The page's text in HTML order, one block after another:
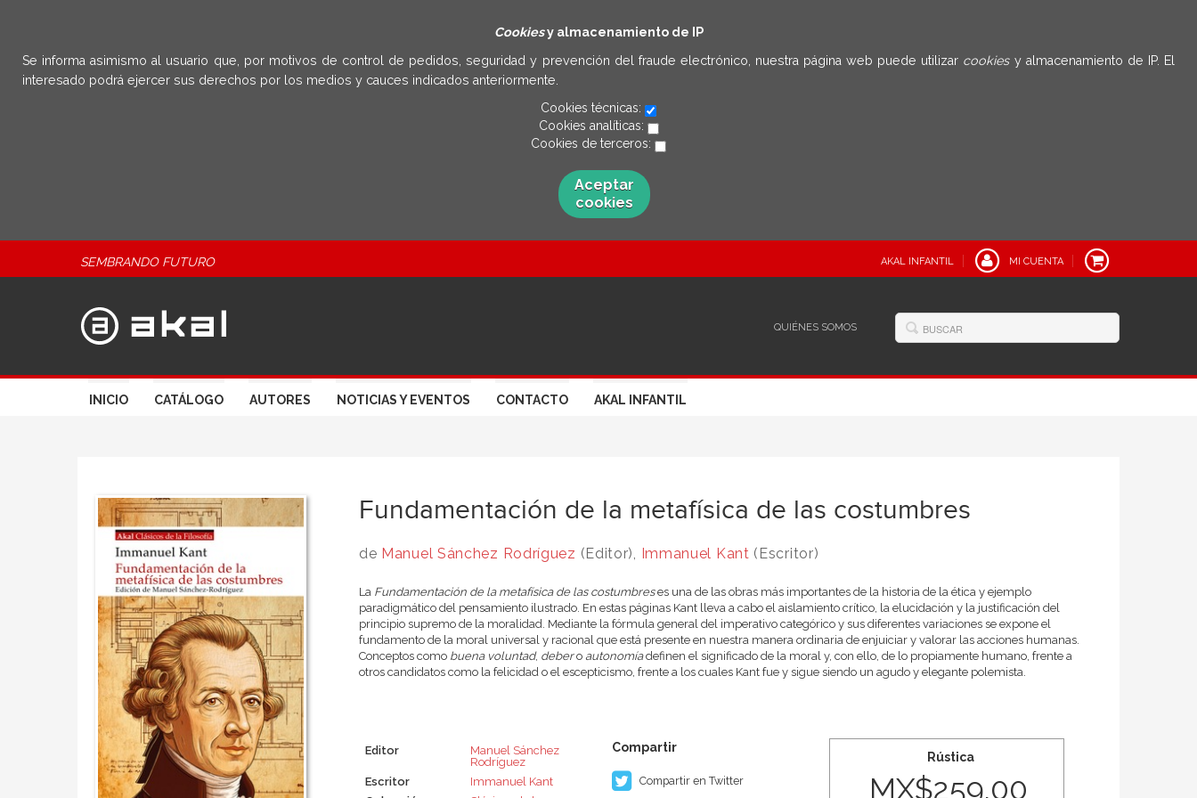
Cookiesy almacenamiento de IP
Se informa asimismo al usuario que, por motivos de control de pedidos, seguridad y prevención del fraude electrónico, nuestra página web puede utilizar cookies y almacenamiento de IP. El
interesado podrá ejercer sus derechos por los medios y cauces indicados anteriormente.
Cookies técnicas:
Cookies analíticas:
Cookies de terceros:
Aceptar
cookies
SEMBRANDO FUTURO AKAL INFANTIL MI CUENTA
QUIÉNES SOMOS
INICIO CATÁLOGO AUTORES NOTICIAS Y EVENTOS CONTACTO AKAL INFANTIL
Fundamentación de la metafísica de las costumbres
de Manuel Sánchez Rodríguez (Editor), Immanuel Kant (Escritor)
La Fundamentación de la metafísica de las costumbreses una de las obras más importantes de la historia de la ética y ejemplo
paradigmático del pensamiento ilustrado. En estas páginas Kant lleva a cabo el aislamiento crítico, la elucidación y la justificación del
principio supremo de la moralidad. Mediante la fórmula general del imperativo categórico y sus diferentes variaciones se expone el
fundamento de la moral universal y racional que está presente en nuestra manera ordinaria de enjuiciar y valorar las acciones humanas.
Conceptos como buena voluntad, debero autonomíadefinen el significado de la moral y, con ello, de lo propiamente humano, frente a
otros candidatos como la felicidad o el escepticismo, frente a los cuales Kant fue y sigue siendo un agudo y elegante polemista.
Editor
Manuel Sánchez
Rodríguez
Escritor
Immanuel Kant
Compartir en Twitter
Rústica
MX$259.00